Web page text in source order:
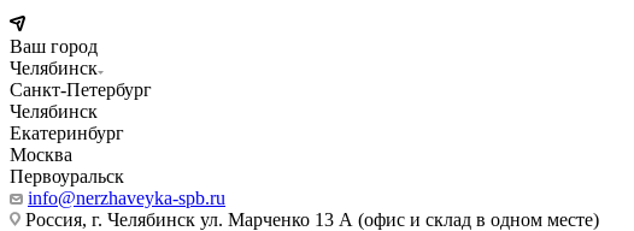
Ваш город
Челябинск
Санкт-Петербург
Челябинск
Екатеринбург
Москва
Первоуральск
info@nerzhaveyka-spb.ru
Россия, г. Челябинск ул. Марченко 13 А (офис и склад в одном месте)